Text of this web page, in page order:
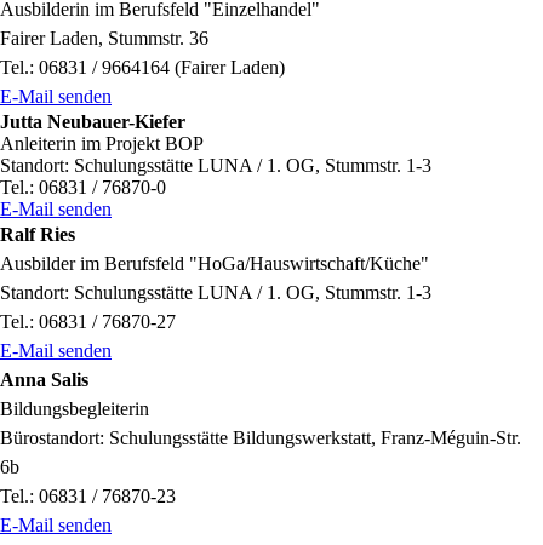
Ausbilderin im Berufsfeld "Einzelhandel"
Fairer Laden, Stummstr. 36
Tel.: 06831 / 9664164 (Fairer Laden)
E-Mail senden
Jutta Neubauer-Kiefer
Anleiterin im Projekt BOP
Standort: Schulungsstätte LUNA / 1. OG, Stummstr. 1-3
Tel.: 06831 / 76870-0
E-Mail senden
Ralf Ries
Ausbilder im Berufsfeld "HoGa/Hauswirtschaft/Küche"
Standort: Schulungsstätte LUNA / 1. OG, Stummstr. 1-3
Tel.: 06831 / 76870-27
E-Mail senden
Anna Salis
Bildungsbegleiterin
Bürostandort: Schulungsstätte Bildungswerkstatt, Franz-Méguin-Str.
6b
Tel.: 06831 / 76870-23
E-Mail senden